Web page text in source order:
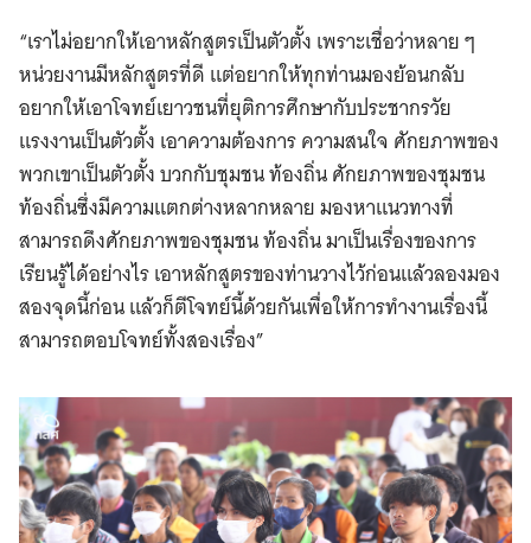
“เราไม่อยากให้เอาหลักสูตรเป็นตัวตั้ง เพราะเชื่อว่าหลาย ๆ
หน่วยงานมีหลักสูตรที่ดี แต่อยากให้ทุกท่านมองย้อนกลับ
อยากให้เอาโจทย์เยาวชนที่ยุติการศึกษากับประชากรวัย
แรงงานเป็นตัวตั้ง เอาความต้องการ ความสนใจ ศักยภาพของ
พวกเขาเป็นตัวตั้ง บวกกับชุมชน ท้องถิ่น ศักยภาพของชุมชน
ท้องถิ่นซึ่งมีความแตกต่างหลากหลาย มองหาแนวทางที่
สามารถดึงศักยภาพของชุมชน ท้องถิ่น มาเป็นเรื่องของการ
เรียนรู้ได้อย่างไร เอาหลักสูตรของท่านวางไว้ก่อนแล้วลองมอง
สองจุดนี้ก่อน แล้วก็ตีโจทย์นี้ด้วยกันเพื่อให้การทำงานเรื่องนี้
สามารถตอบโจทย์ทั้งสองเรื่อง”